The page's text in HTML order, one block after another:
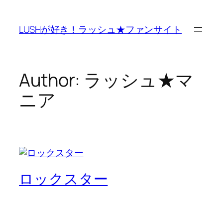
content
LUSHが好き！ラッシュ★ファンサイト
Author: ラッシュ★マ
ニア
ロックスター